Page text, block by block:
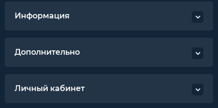
Информация
Дополнительно
Личный кабинет